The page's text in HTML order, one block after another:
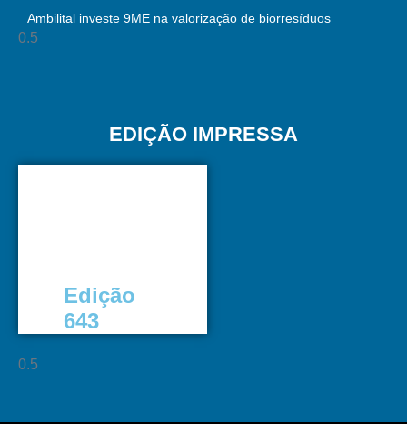
Ambilital investe 9ME na valorização de biorresíduos
EDIÇÃO IMPRESSA
Edição
643